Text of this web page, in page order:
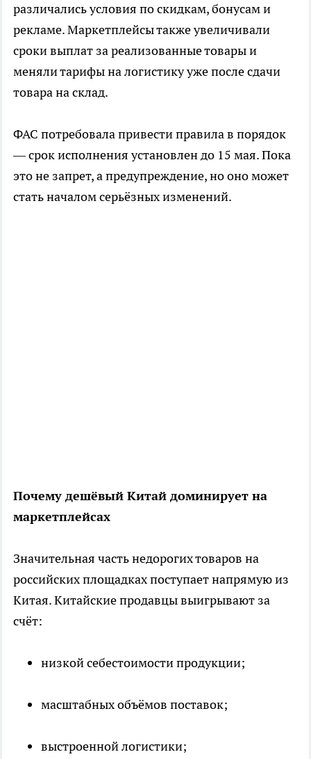
различались условия по скидкам, бонусам и
рекламе. Маркетплейсы также увеличивали
сроки выплат за реализованные товары и
меняли тарифы на логистику уже после сдачи
товара на склад.
ФАС потребовала привести правила в порядок
— срок исполнения установлен до 15 мая. Пока
это не запрет, а предупреждение, но оно может
стать началом серьёзных изменений.
Почему дешёвый Китай доминирует на
маркетплейсах
Значительная часть недорогих товаров на
российских площадках поступает напрямую из
Китая. Китайские продавцы выигрывают за
счёт:
низкой себестоимости продукции;
масштабных объёмов поставок;
выстроенной логистики;